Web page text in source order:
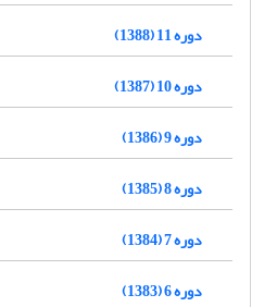
دوره 11 (1388)
دوره 10 (1387)
دوره 9 (1386)
دوره 8 (1385)
دوره 7 (1384)
دوره 6 (1383)